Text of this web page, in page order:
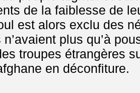
de la faiblesse de
est alors exclu des
plus qu’à
troupes étrangères
en déconfiture.